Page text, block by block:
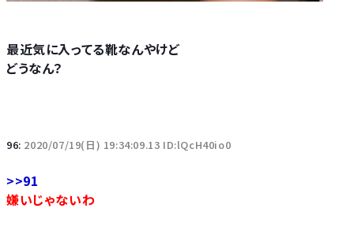
最近気に入ってる靴なんやけど
どうなん？
96: 2020/07/19(日) 19:34:09.13 ID:lQcH40io0
>>91
嫌いじゃないわ